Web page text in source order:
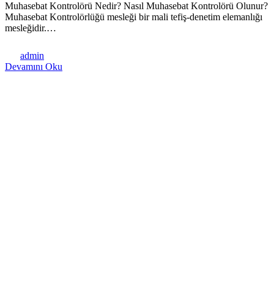
Muhasebat Kontrolörü Nedir? Nasıl Muhasebat Kontrolörü Olunur?
Muhasebat Kontrolörlüğü mesleği bir mali tefiş-denetim elemanlığı
mesleğidir.…
admin
Devamını Oku